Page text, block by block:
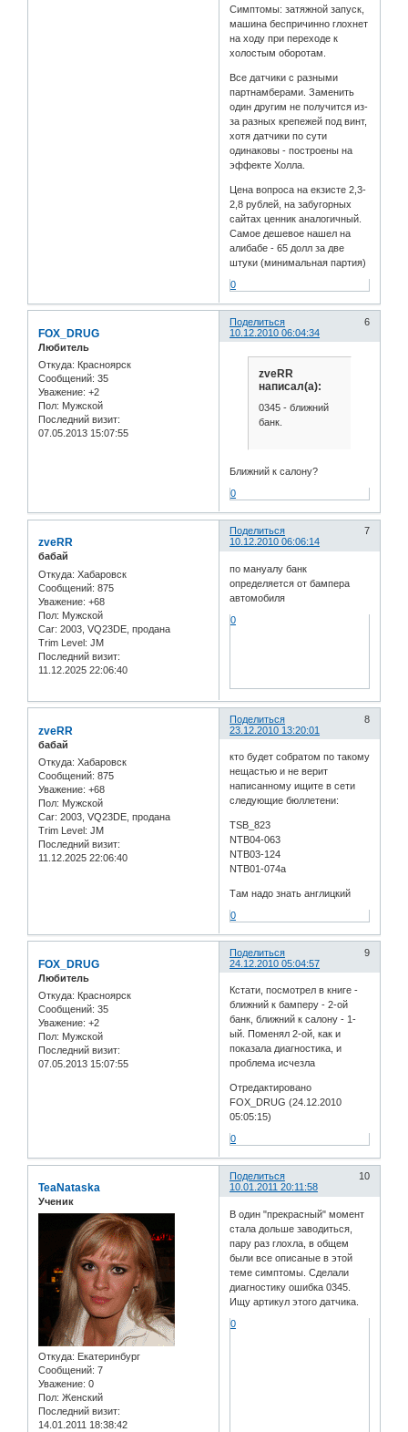
Симптомы: затяжной запуск,
машина беспричинно глохнет
на ходу при переходе к
холостым оборотам.
Все датчики с разными
партнамберами. Заменить
один другим не получится из-
за разных крепежей под винт,
хотя датчики по сути
одинаковы - построены на
эффекте Холла.
Цена вопроса на екзисте 2,3-
2,8 рублей, на забугорных
сайтах ценник аналогичный.
Самое дешевое нашел на
алибабе - 65 долл за две
штуки (минимальная партия)
0
Поделиться
6
10.12.2010 06:04:34
FOX_DRUG
Любитель
Откуда: Красноярск
Сообщений: 35
Уважение: +2
Пол: Мужской
Последний визит:
07.05.2013 15:07:55
zveRR
написал(а):
0345 - ближний
банк.
Ближний к салону?
0
Поделиться
7
10.12.2010 06:06:14
zveRR
бабай
Откуда: Хабаровск
Сообщений: 875
Уважение: +68
Пол: Мужской
Car: 2003, VQ23DE, продана
Trim Level: JM
Последний визит:
11.12.2025 22:06:40
по мануалу банк
определяется от бампера
автомобиля
0
Поделиться
8
23.12.2010 13:20:01
zveRR
бабай
Откуда: Хабаровск
Сообщений: 875
Уважение: +68
Пол: Мужской
Car: 2003, VQ23DE, продана
Trim Level: JM
Последний визит:
11.12.2025 22:06:40
кто будет собратом по такому
нещастью и не верит
написанному ищите в сети
следующие бюллетени:
TSB_823
NTB04-063
NTB03-124
NTB01-074a
Там надо знать англицкий
0
Поделиться
9
24.12.2010 05:04:57
FOX_DRUG
Любитель
Откуда: Красноярск
Сообщений: 35
Уважение: +2
Пол: Мужской
Последний визит:
07.05.2013 15:07:55
Кстати, посмотрел в книге -
ближний к бамперу - 2-ой
банк, ближний к салону - 1-
ый. Поменял 2-ой, как и
показала диагностика, и
проблема исчезла
Отредактировано
FOX_DRUG (24.12.2010
05:05:15)
0
Поделиться
10
10.01.2011 20:11:58
TeaNataska
Ученик
Откуда: Екатеринбург
Сообщений: 7
Уважение: 0
Пол: Женский
Последний визит:
14.01.2011 18:38:42
В один "прекрасный" момент
стала дольше заводиться,
пару раз глохла, в общем
были все описаные в этой
теме симптомы. Сделали
диагностику ошибка 0345.
Ищу артикул этого датчика.
0